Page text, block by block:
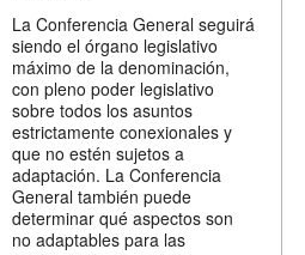
La Conferencia General seguirá
siendo el órgano legislativo
máximo de la denominación,
con pleno poder legislativo
sobre todos los asuntos
estrictamente conexionales y
que no estén sujetos a
adaptación. La Conferencia
General también puede
determinar qué aspectos son
no adaptables para las